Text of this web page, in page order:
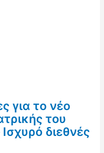
για το νέο
του
διεθνές